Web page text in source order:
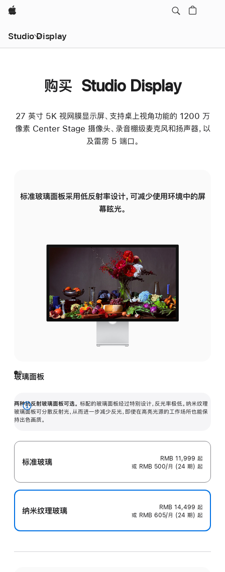
Apple
Studio Display
购买 Studio Display
27 英寸 5K 视网膜显示屏、支持桌上视角功能的 1200 万
像素 Center Stage 摄像头、录音棚级麦克风和扬声器，以
及雷雳 5 端口。
标准玻璃面板采用低反射率设计，可减少使用环境中的屏
幕眩光。
玻璃面板
两种抗反射玻璃面板可选。 标配的玻璃面板经过特别设计，反光率极低。纳米纹理
玻璃面板可分散反射光，从而进一步减少反光，即使在高亮光源的工作场所也能保
持出色画质。
展
开
标准玻璃 RMB 11,999 起
或 RMB 500/月 (24 期) 起
纳米纹理玻璃 RMB 14,499 起
或 RMB 605/月 (24 期) 起